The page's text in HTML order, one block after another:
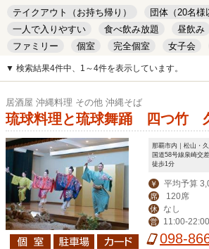
テイクアウト（お持ち帰り）
団体（20名様
一人で入りやすい
食べ飲み放題 昼飲み
ファミリー
個室 完全個室 女子会
キッズルーム
安い デート
▼ 検索結果4件中、1～4件を表示しています。
居酒屋 沖縄料理 その他 沖縄そば
琉球料理と琉球舞踊 四つ竹
那覇市内｜松山・
国道58号線泉崎交
徒歩1分
￥ 平均予算
席 120席
休 なし
営 11:00-22:00
098-